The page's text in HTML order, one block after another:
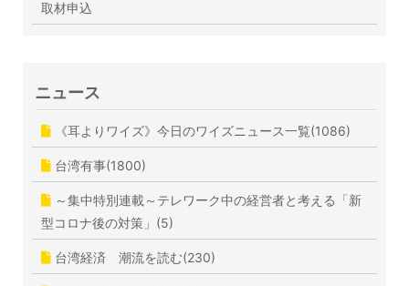
取材申込
ニュース
《耳よりワイズ》今日のワイズニュース一覧(1086)
台湾有事(1800)
～集中特別連載～テレワーク中の経営者と考える「新
型コロナ後の対策」(5)
台湾経済 潮流を読む(230)